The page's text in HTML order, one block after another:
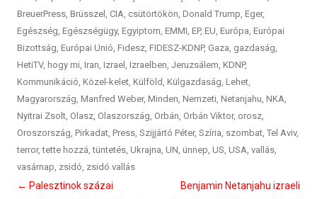
BreuerPress, Brüsszel , CIA, csütörtökön, Donald Trump, Eger,
Egészség, Egészségügy, Egyiptom, EMMI, EP, EU, Európa, Európai
Bizottság, Európai Unió, Fidesz, FIDESZ-KDNP, Gaza, gazdaság,
HetiTV, hogy mi, Iran, Izrael , Izraelben, Jeruzsálem, KDNP,
Kommunikáció, Közel-kelet, Külföld, Külgazdaság, Lehet,
Magyarország, Manfred Weber, Minden, Nemzeti, Netanjahu, NKA,
Nyitrai Zsolt, Olasz, Olaszország, Orbán, Orbán Viktor, orosz,
Oroszország, Pirkadat, Press, Szijjártó Péter, Szíria, szombat, Tel Aviv,
terror,tette hozzá,tüntetés, Ukrajna, UN, ünnep, US, USA, vallás,
vasárnap, zsidó, zsidó vallás
Bejegyzés
← Palesztinok százai
Benjamin Netanjahu izraeli